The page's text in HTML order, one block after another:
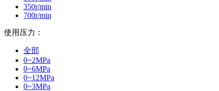
350r/min
700r/min
使用压力：
全部
0~2MPa
0~6MPa
0~12MPa
0~3MPa